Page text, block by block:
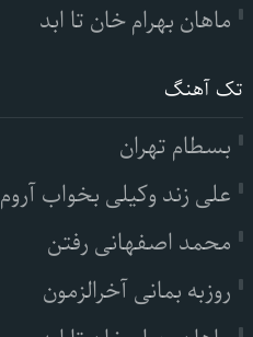
ماهان بهرام خان تا ابد
تک آهنگ
بسطام تهران
علی زند وکیلی بخواب آروم
محمد اصفهانی رفتن
روزبه بمانی آخرالزمون